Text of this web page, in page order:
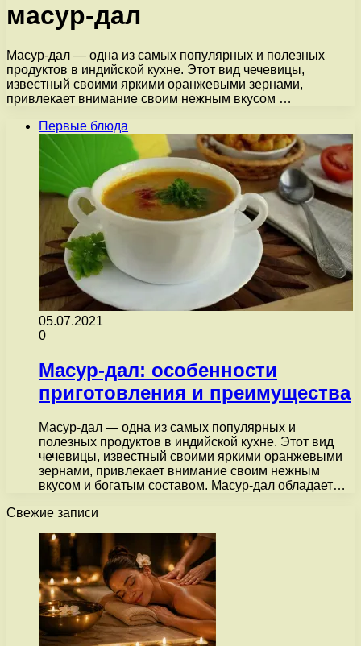
масур-дал
Масур-дал — одна из самых популярных и полезных
продуктов в индийской кухне. Этот вид чечевицы,
известный своими яркими оранжевыми зернами,
привлекает внимание своим нежным вкусом …
Первые блюда
05.07.2021
0
Масур-дал: особенности
приготовления и преимущества
Масур-дал — одна из самых популярных и
полезных продуктов в индийской кухне. Этот вид
чечевицы, известный своими яркими оранжевыми
зернами, привлекает внимание своим нежным
вкусом и богатым составом. Масур-дал обладает…
Свежие записи